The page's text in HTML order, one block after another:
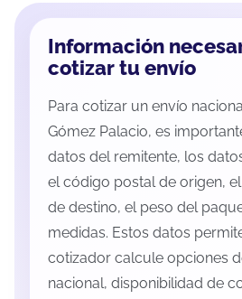
Información
cotizar tu envío
Para cotizar un envío
Gómez Palacio, es
datos del remitente, los
el código postal de origen,
de destino, el peso del
medidas. Estos datos
cotizador calcule opciones
nacional, disponibilidad de